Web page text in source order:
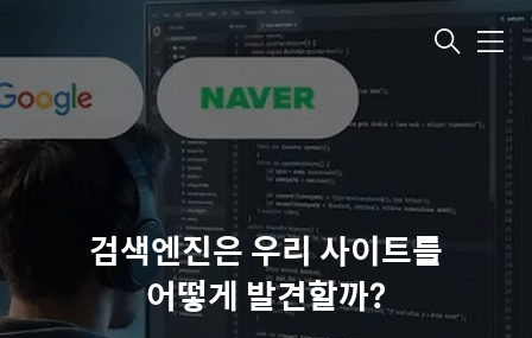
메뉴
검색엔진은 우리 사이트를
어떻게 발견할까?